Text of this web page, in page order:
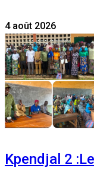
4 août 2026
Kpendjal 2